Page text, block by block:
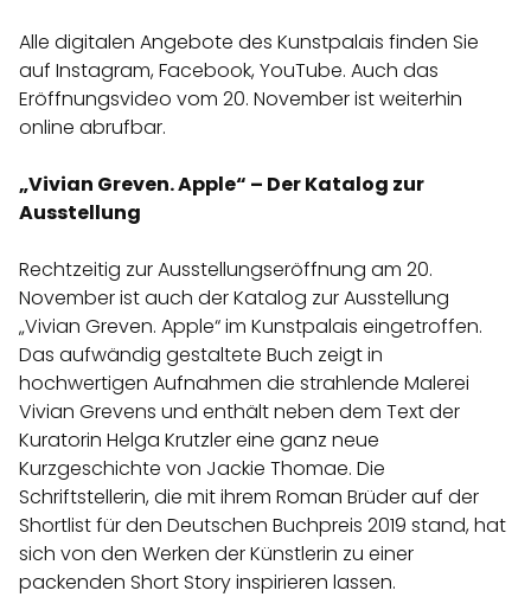
Alle digitalen Angebote des Kunstpalais finden Sie
auf Instagram, Facebook, YouTube. Auch das
Eröffnungsvideo vom 20. November ist weiterhin
online abrufbar.
„Vivian Greven. Apple“ – Der Katalog zur
Ausstellung
Rechtzeitig zur Ausstellungseröffnung am 20.
November ist auch der Katalog zur Ausstellung
„Vivian Greven. Apple“ im Kunstpalais eingetroffen.
Das aufwändig gestaltete Buch zeigt in
hochwertigen Aufnahmen die strahlende Malerei
Vivian Grevens und enthält neben dem Text der
Kuratorin Helga Krutzler eine ganz neue
Kurzgeschichte von Jackie Thomae. Die
Schriftstellerin, die mit ihrem Roman Brüder auf der
Shortlist für den Deutschen Buchpreis 2019 stand, hat
sich von den Werken der Künstlerin zu einer
packenden Short Story inspirieren lassen.